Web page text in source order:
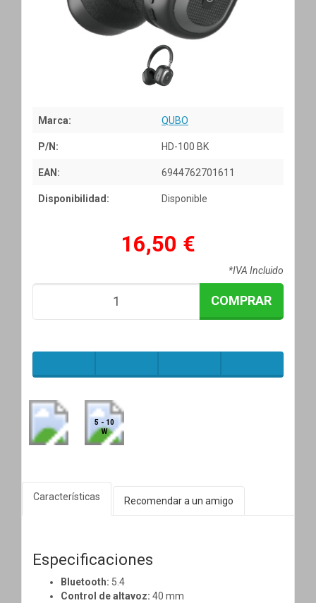
Marca: QUBO
P/N: HD-100 BK
EAN: 6944762701611
Disponibilidad: Disponible
16,50 €
*IVA Incluido
COMPRAR
5 - 10
W
Características Recomendar a un amigo
Especificaciones
Bluetooth: 5.4
Control de altavoz: 40 mm